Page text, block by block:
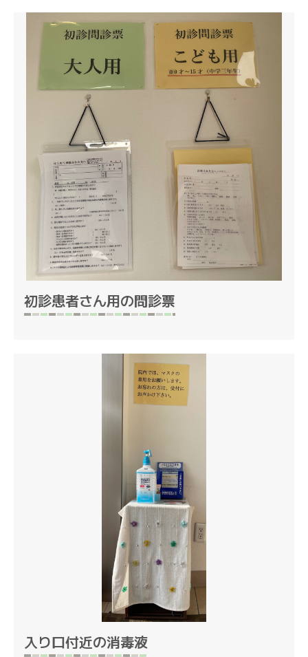
初診患者さん用の問診票
入り口付近の消毒液